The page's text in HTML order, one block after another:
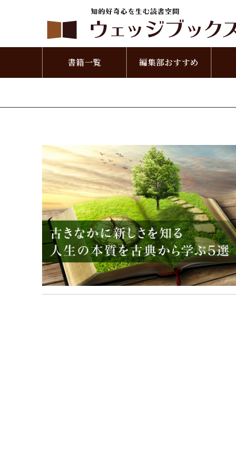
書籍一覧 編集部おすすめ